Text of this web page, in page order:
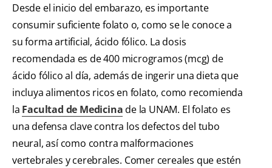
Desde el inicio del embarazo, es importante
consumir suficiente folato o, como se le conoce a
su forma artificial, ácido fólico. La dosis
recomendada es de 400 microgramos (mcg) de
ácido fólico al día, además de ingerir una dieta que
incluya alimentos ricos en folato, como recomienda
la Facultad de Medicinade la UNAM. El folato es
una defensa clave contra los defectos del tubo
neural, así como contra malformaciones
vertebrales y cerebrales. Comer cereales que estén